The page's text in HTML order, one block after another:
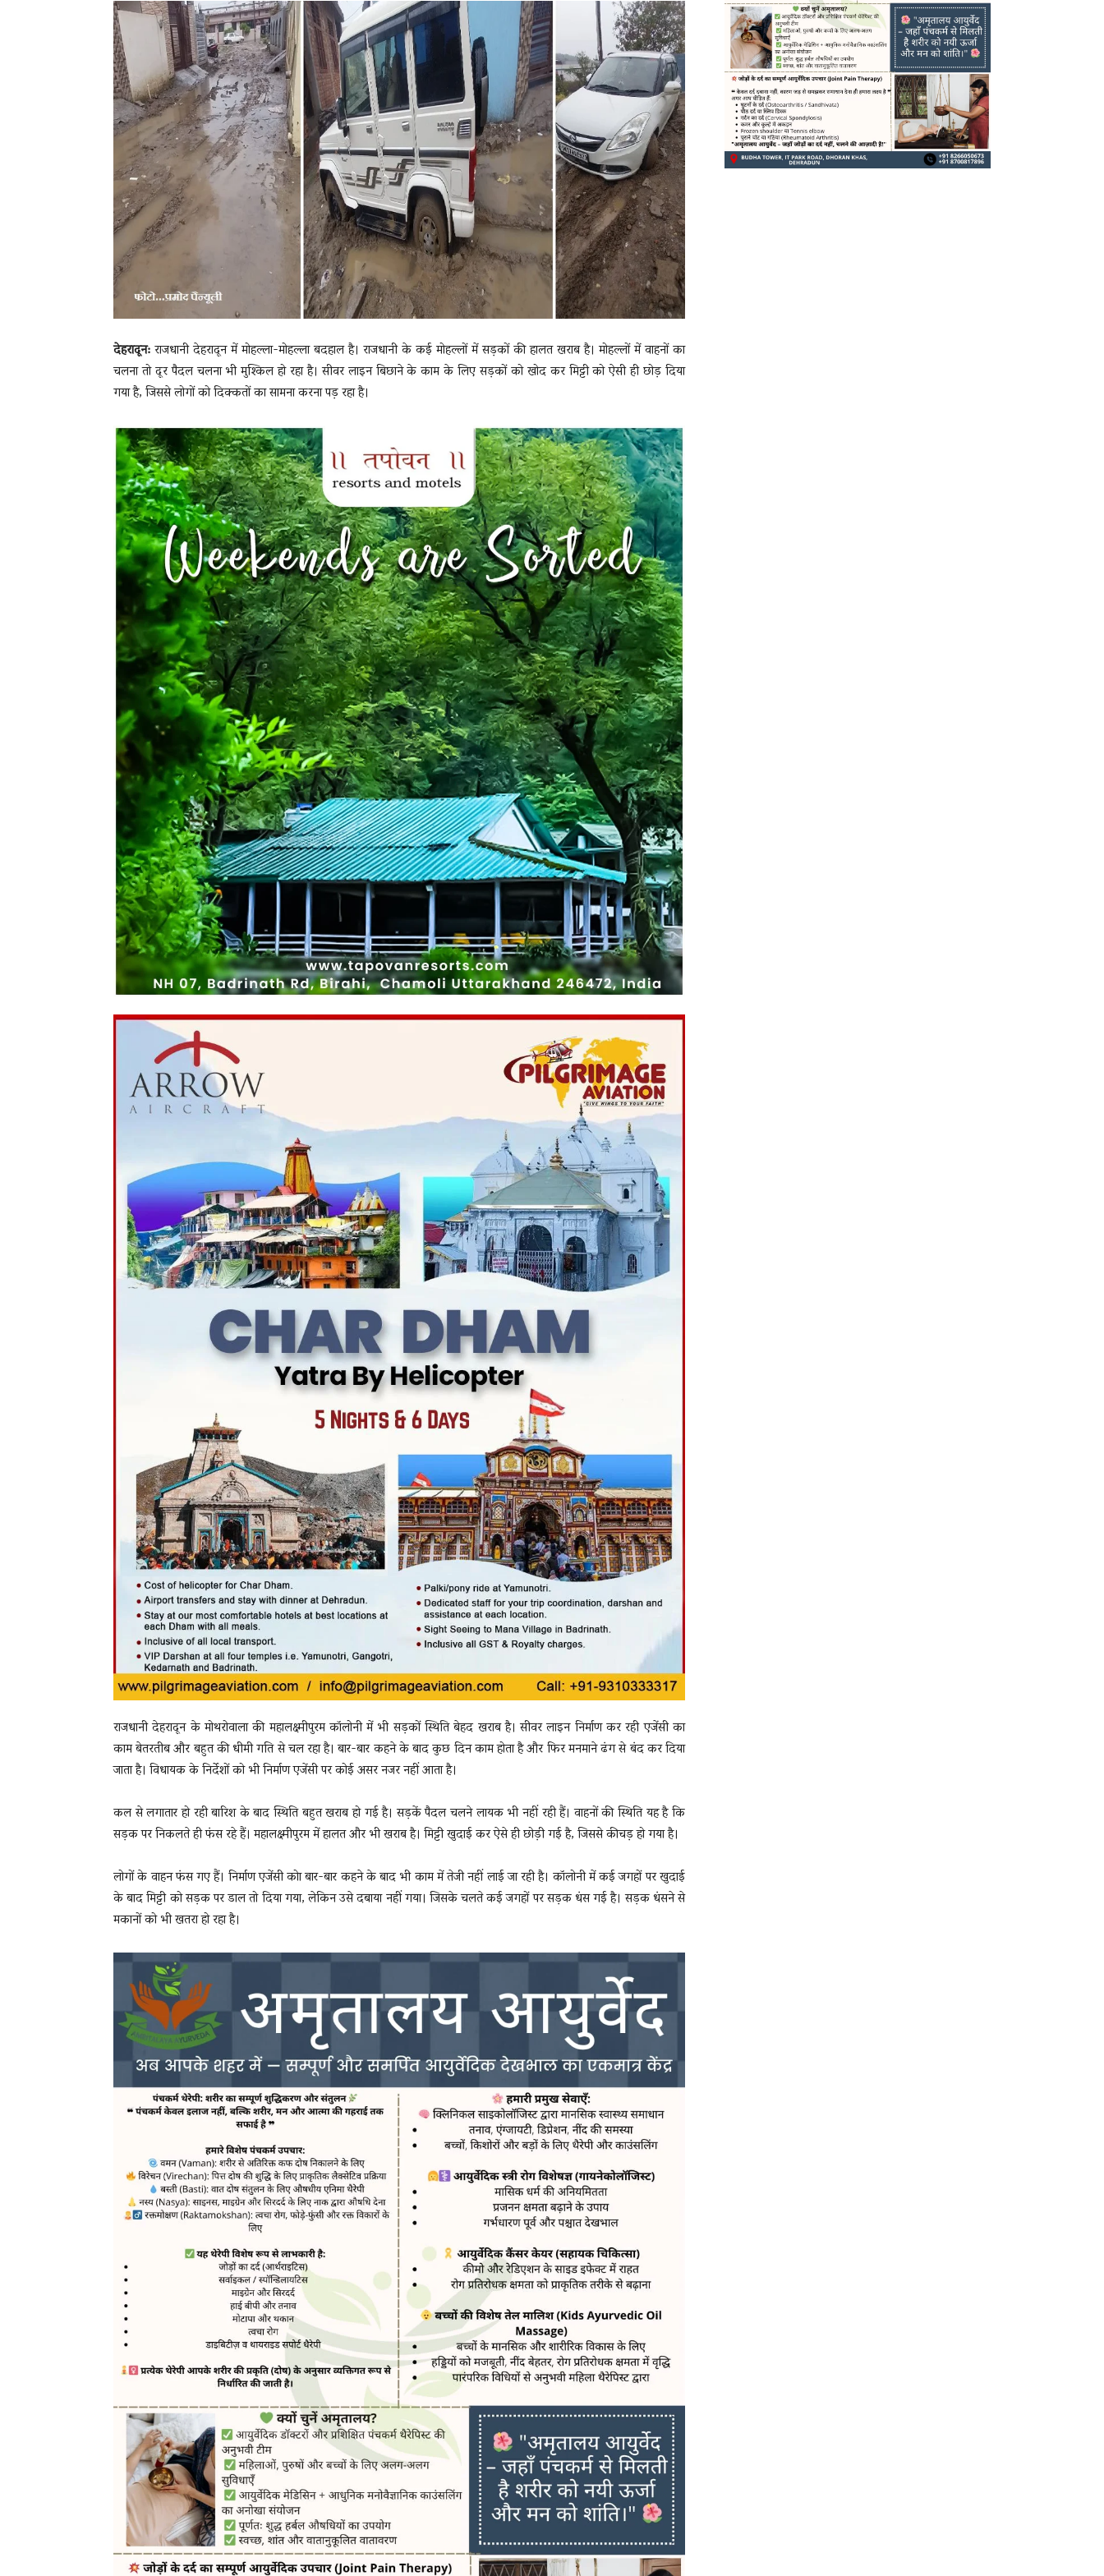
News
LIVE
देहरादून:राजधानी देहरादून में मोहल्ला-मोहल्ला बदहाल है। राजधानी के कई मोहल्लों में सड़कों की हालत खराब है। मोहल्लों में वाहनों का
चलना तो दूर पैदल चलना भी मुश्किल हो रहा है। सीवर लाइन बिछाने के काम के लिए सड़कों को खोद कर मिट्टी को ऐसी ही छोड़ दिया
गया है, जिससे लोगों को दिक्कतों का सामना करना पड़ रहा है।
राजधानी देहरादून के मोथरोवाला की महालक्ष्मीपुरम कॉलोनी में भी सड़कों स्थिति बेहद खराब है। सीवर लाइन निर्माण कर रही एजेंसी का
काम बेतरतीब और बहुत की धीमी गति से चल रहा है। बार-बार कहने के बाद कुछ दिन काम होता है और फिर मनमाने ढंग से बंद कर दिया
जाता है। विधायक के निर्देशों को भी निर्माण एजेंसी पर कोई असर नजर नहीं आता है।
कल से लगातार हो रही बारिश के बाद स्थिति बहुत खराब हो गई है। सड़कें पैदल चलने लायक भी नहीं रही हैं। वाहनों की स्थिति यह है कि
सड़क पर निकलते ही फंस रहे हैं। महालक्ष्मीपुरम में हालत और भी खराब है। मिट्टी खुदाई कर ऐसे ही छोड़ी गई है, जिससे कीचड़ हो गया है।
लोगों के वाहन फंस गए हैं। निर्माण एजेंसी कोा बार-बार कहने के बाद भी काम में तेजी नहीं लाई जा रही है। कॉलोनी में कई जगहों पर खुदाई
के बाद मिट्टी को सड़क पर डाल तो दिया गया, लेकिन उसे दबाया नहीं गया। जिसके चलते कई जगहों पर सड़क धंस गई है। सड़क धंसने से
मकानों को भी खतरा हो रहा है।